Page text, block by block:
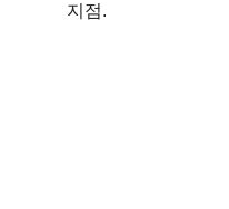
지점.